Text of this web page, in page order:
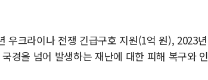
우크라이나 전쟁 긴급구호 지원(1억 원), 2023년
경을 넘어 발생하는 재난에 대한 피해 복구와 인